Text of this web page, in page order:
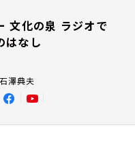
文化の泉 ラジオで
はなし
澤典夫